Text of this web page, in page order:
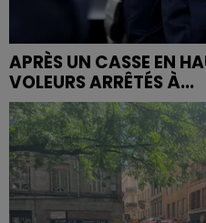
APRÈS UN CASSE EN
VOLEURS ARRÊTÉS À...